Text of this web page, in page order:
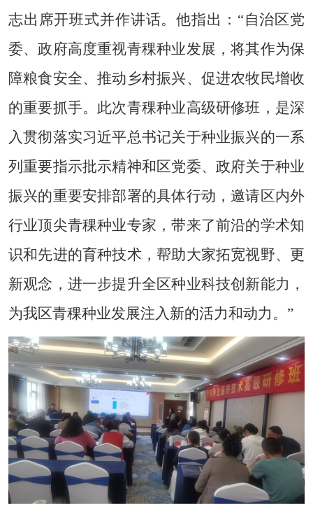
志出席开班式并作讲话。他指出： “自治区党
委、政府高度重视青稞种业发展，将其作为保
障粮食安全、推动乡村振兴、促进农牧民增收
的重要抓手。 此次青稞种业高级研修班，是深
入贯彻落实习近平总书记关于种业振兴的一系
列重要指示批示精神和区党委、政府关于种业
振兴的重要安排部署的具体行动，邀请区内外
行业顶尖青稞种业专家，带来了前沿的学术知
识和先进的育种技术，帮助大家拓宽视野、更
新观念， 进一步提升全区种业科技创新能力，
为我区青稞种业发展注入新的活力和动力。 ”